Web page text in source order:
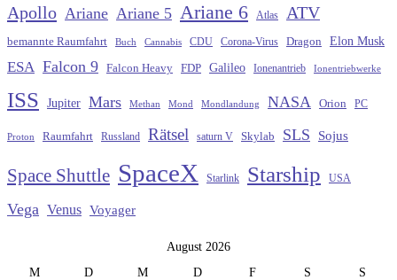
Apollo Ariane Ariane 5 Ariane 6 Atlas ATV
bemannte Raumfahrt Buch Cannabis CDU Corona-Virus Dragon Elon Musk
ESA Falcon 9 Falcon Heavy FDP Galileo Ionenantrieb Ionentriebwerke
ISS Jupiter Mars Methan Mond Mondlandung NASA Orion PC
Proton Raumfahrt Russland Rätsel saturn V Skylab SLS Sojus
Space Shuttle SpaceX Starlink Starship USA
Vega Venus Voyager
August 2026
M
D M D F S S